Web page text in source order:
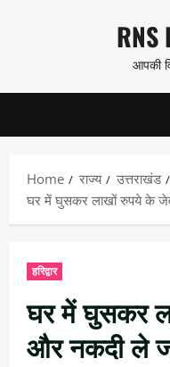
content
RNS
आपकी
Home राज्य उत्तराखंड
घर में घुसकर लाखों रुपये के
हरिद्वार
घर में घुसकर
और नकदी ले